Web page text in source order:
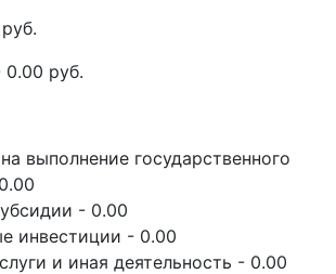
руб.
выполнение государственного
- 0.00
инвестиции - 0.00
и иная деятельность - 0.00